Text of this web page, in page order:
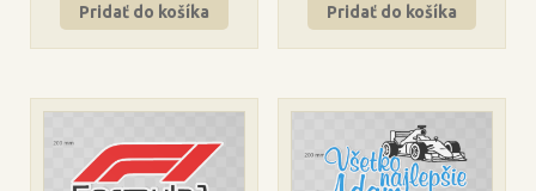
Pridať do košíka Pridať do košíka